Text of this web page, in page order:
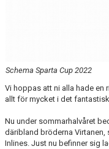
Schema Sparta Cup 2022
Vi hoppas att ni alla hade en
allt för mycket i det
Nu under sommarhalvåret
däribland bröderna Virtanen,
Inlines. Just nu befinner sig